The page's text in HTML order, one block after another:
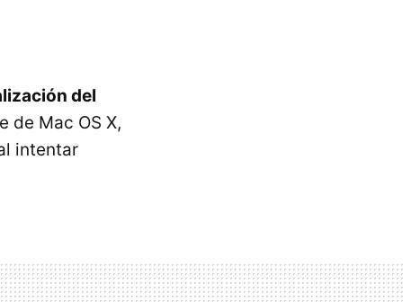
del
de Mac OS X,
intentar